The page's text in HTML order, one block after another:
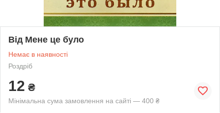
Від Мене це було
Немає в наявності
Роздріб
12 ₴
Мінімальна сума замовлення на сайті — 400 ₴